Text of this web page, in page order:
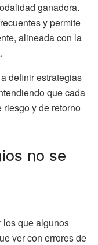
ganadora.
y permite
alineada con la
.
definir estrategias
que cada
y de retorno
no se
los que algunos
ver con errores de